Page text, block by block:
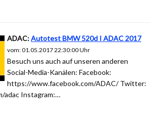
ADAC:Autotest BMW 520d I ADAC 2017
vom: 01.05.2017 22:30:00 Uhr
Besuch uns auch auf unseren anderen
Social-Media-Kanälen: Facebook:
https://www.facebook.com/ADAC/ Twitter:
Instagram:…